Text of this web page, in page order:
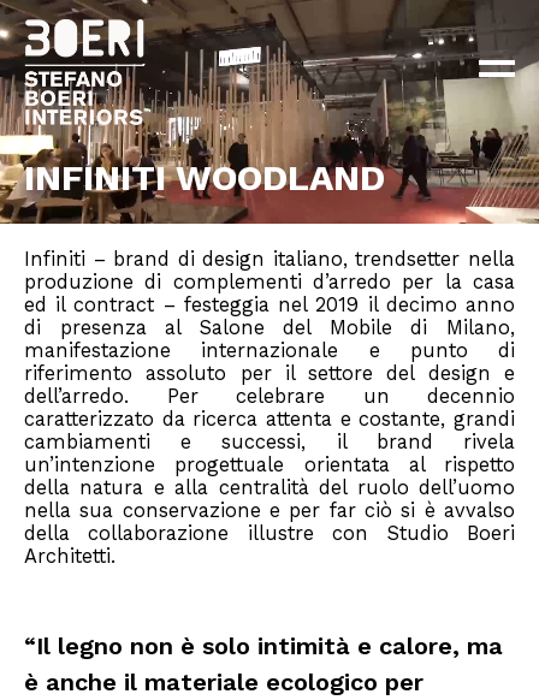
×
ABOUT
PROGETTI
NEWS
CONTATTI
EN IT
INFINITI WOODLAND
Infiniti – brand di design italiano, trendsetter nella
produzione di complementi d’arredo per la casa
ed il contract – festeggia nel 2019 il decimo anno
di presenza al Salone del Mobile di Milano,
manifestazione internazionale e punto di
riferimento assoluto per il settore del design e
dell’arredo. Per celebrare un decennio
caratterizzato da ricerca attenta e costante, grandi
cambiamenti e successi, il brand rivela
un’intenzione progettuale orientata al rispetto
della natura e alla centralità del ruolo dell’uomo
nella sua conservazione e per far ciò si è avvalso
della collaborazione illustre con Studio Boeri
Architetti.
“Il legno non è solo intimità e calore, ma
è anche il materiale ecologico per